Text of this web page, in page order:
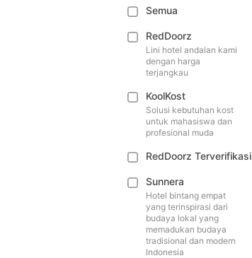
Semua
RedDoorz
Lini hotel andalan kami
dengan harga
terjangkau
KoolKost
Solusi kebutuhan kost
untuk mahasiswa dan
profesional muda
RedDoorz Terverifikasi
Sunnera
Hotel bintang empat
yang terinspirasi dari
budaya lokal yang
memadukan budaya
tradisional dan modern
Indonesia